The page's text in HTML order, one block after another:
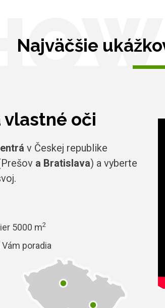
Najväčšie
vlastné oči
v Českej republike
a Bratislava) a vyberte
5000 m2
poradia